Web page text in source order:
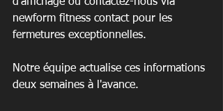
newform fitness contact pour les
fermetures exceptionnelles.
Notre équipe actualise ces informations
deux semaines à l'avance.